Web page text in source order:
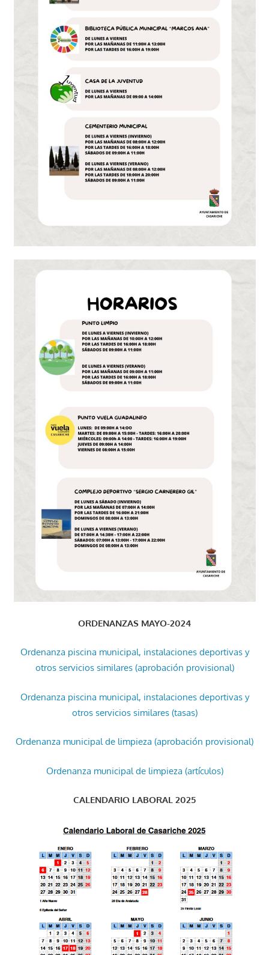
ORDENANZAS MAYO-2024
Ordenanza piscina municipal, instalaciones deportivas y
otros servicios similares (aprobación provisional)
Ordenanza piscina municipal, instalaciones deportivas y
otros servicios similares (tasas)
Ordenanza municipal de limpieza (aprobación provisional)
Ordenanza municipal de limpieza (artículos)
CALENDARIO LABORAL 2025